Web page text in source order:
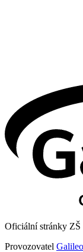
Oficiální stránky
Provozovatel